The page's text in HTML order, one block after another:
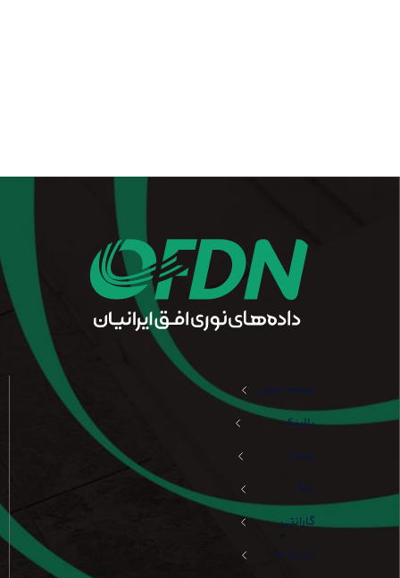
صفحه اصلی
یالینک
یستار
بلاگ
گارانتی
درباره ما